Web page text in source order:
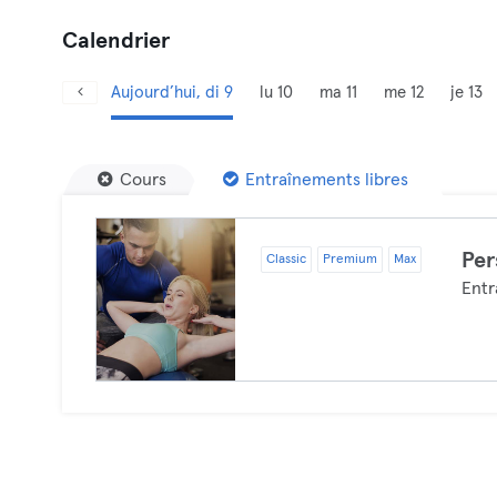
Calendrier
Aujourd’hui, di 9 lu 10 ma 11 me 12 je 13
Cours Entraînements libres
Classic Premium Max